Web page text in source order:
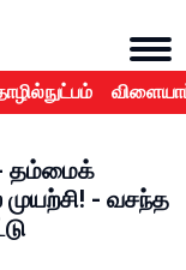
தம்மைக்
முயற்சி! - வசந்த